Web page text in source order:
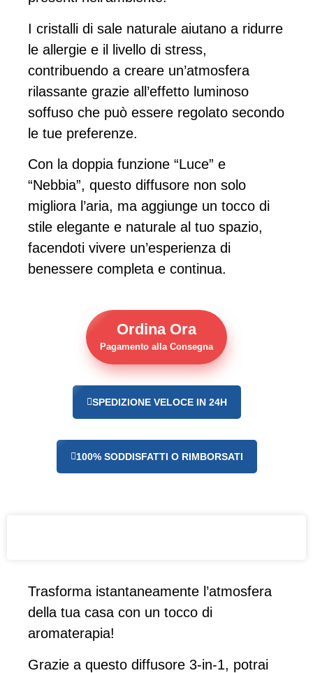
I cristalli di sale naturale aiutano a ridurre
le allergie e il livello di stress,
contribuendo a creare un’atmosfera
rilassante grazie all’effetto luminoso
soffuso che può essere regolato secondo
le tue preferenze.
Con la doppia funzione “Luce” e
“Nebbia”, questo diffusore non solo
migliora l’aria, ma aggiunge un tocco di
stile elegante e naturale al tuo spazio,
facendoti vivere un’esperienza di
benessere completa e continua.
Ordina Ora
Pagamento alla Consegna
SPEDIZIONE VELOCE IN 24H
100% SODDISFATTI O RIMBORSATI
Trasforma istantaneamente l’atmosfera
della tua casa con un tocco di
aromaterapia!
Grazie a questo diffusore 3-in-1, potrai